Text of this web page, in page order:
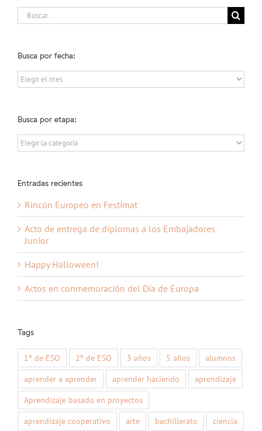
Buscar:
Busca por fecha:
Busca
por
Busca por etapa:
Busca
por
Entradas recientes
Rincón Europeo en Festimat
Acto de entrega de diplomas a los Embajadores
Junior
Happy Halloween!
Actos en conmemoración del Día de Europa
Tags
1º de ESO 2º de ESO 3 años 5 años
alumnos
aprender a aprender
aprender haciendo
aprendizaje
Aprendizaje basado en proyectos
aprendizaje cooperativo
arte bachillerato ciencia